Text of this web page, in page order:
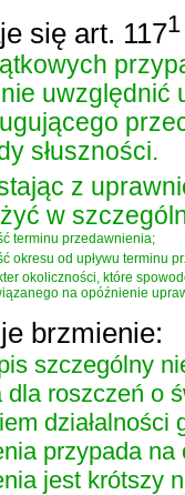
się art. 1171
uwzględnić
słuszności.
z
w
terminu przedawnienia;
okresu od upływu terminu
okoliczności, które
na opóźnienie
brzmienie:
szczególny
dla roszczeń o
przypada
jest krótszy